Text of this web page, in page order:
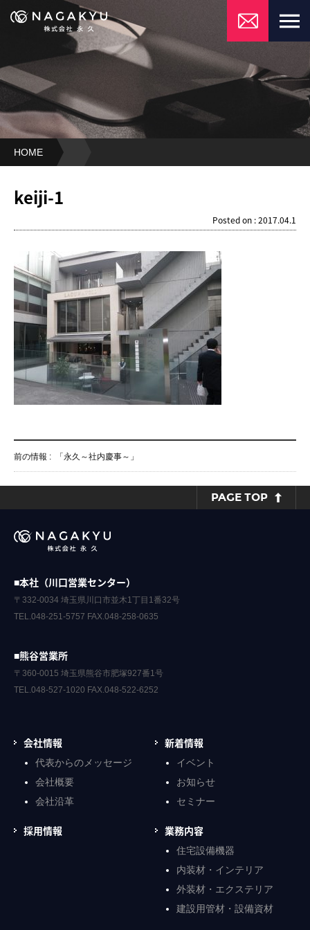
HOME
keiji-1
Posted on : 2017.04.1
前の情報 : 「永久～社内慶事～」
PAGE TOP
■本社（川口営業センター）
〒332-0034 埼玉県川口市並木1丁目1番32号
TEL.048-251-5757 FAX.048-258-0635
■熊谷営業所
〒360-0015 埼玉県熊谷市肥塚927番1号
TEL.048-527-1020 FAX.048-522-6252
会社情報
代表からのメッセージ
会社概要
会社沿革
新着情報
イベント
お知らせ
セミナー
採用情報 業務内容
住宅設備機器
内装材・インテリア
外装材・エクステリア
建設用管材・設備資材